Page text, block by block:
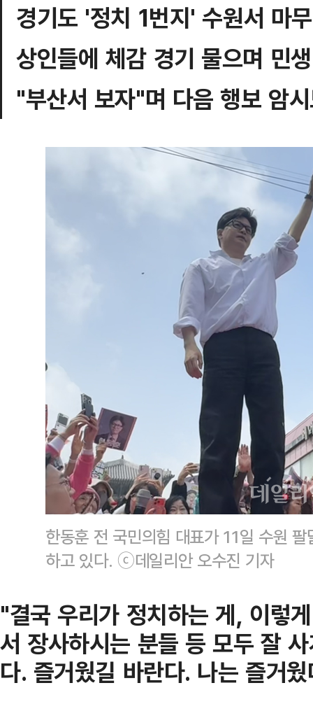
경기도 '정치 1번지' 수원서 마
상인들에 체감 경기 물으며 민
"부산서 보자"며 다음 행보 암
한동훈 전 국민의힘 대표가 11일 수원
하고 있다. ⓒ데일리안 오수진 기자
"결국 우리가 정치하는 게, 이렇
서 장사하시는 분들 등 모두 잘
다. 즐거웠길 바란다. 나는 즐거